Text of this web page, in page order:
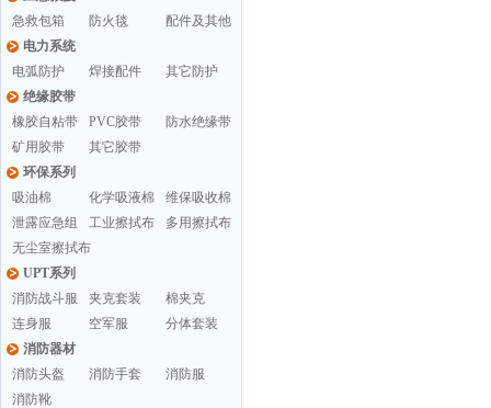
急救包箱
防火毯
配件及其他
电力系统
电弧防护
焊接配件
其它防护
绝缘胶带
橡胶自粘带
PVC胶带
防水绝缘带
矿用胶带
其它胶带
环保系列
吸油棉
化学吸液棉
维保吸收棉
泄露应急组
工业擦拭布
多用擦拭布
无尘室擦拭布
UPT系列
消防战斗服
夹克套装
棉夹克
连身服
空军服
分体套装
消防器材
消防头盔
消防手套
消防服
消防靴